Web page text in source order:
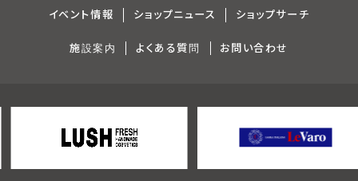
イベント情報 ショップニュース ショップサーチ
施設案内 よくある質問 お問い合わせ